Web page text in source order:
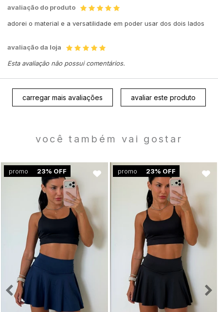
avaliação do produto
adorei o material e a versatilidade em poder usar dos dois lados
avaliação da loja
Esta avaliação não possui comentários.
carregar mais avaliações avaliar este produto
você também vai gostar
promo 23% OFF promo 23% OFF